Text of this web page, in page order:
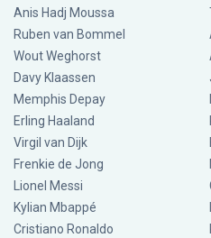
Anis Hadj Moussa
Ruben van Bommel
Wout Weghorst
Davy Klaassen
Memphis Depay
Erling Haaland
Virgil van Dijk
Frenkie de Jong
Lionel Messi
Kylian Mbappé
Cristiano Ronaldo